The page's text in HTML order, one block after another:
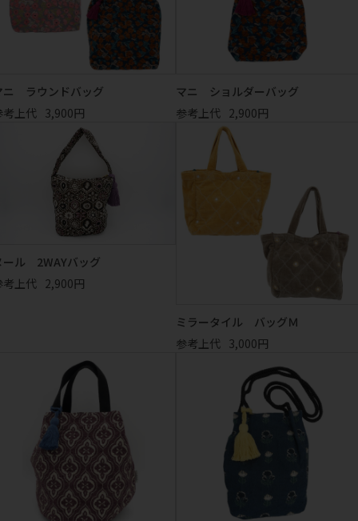
ニ ラウンドバッグ
考上代 3,900円
マニ ショルダーバッグ
参考上代 2,900円
ール 2WAYバッグ
考上代 2,900円
ミラータイル バッグＭ
参考上代 3,000円